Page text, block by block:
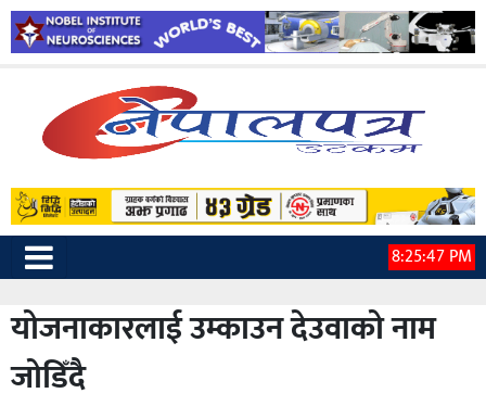
8:25:48 PM
योजनाकारलाई उम्काउन देउवाको नाम
जोडिँदै